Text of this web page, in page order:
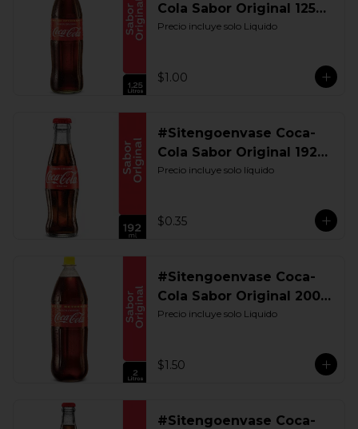
Cola Sabor Original 1250
ML. Retornable UIO
Precio incluye solo Liquido
$1.00
#Sitengoenvase Coca-
Cola Sabor Original 192
ML. Retornable
Precio incluye solo líquido
$0.35
#Sitengoenvase Coca-
Cola Sabor Original 2000
ML. Retornable
Precio incluye solo Liquido
$1.50
#Sitengoenvase Coca-